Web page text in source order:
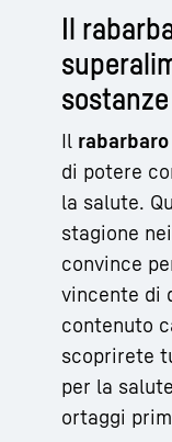
Il
Il rabarbaro
di potere
la salute.
stagione
convince
vincente di
contenuto
scoprirete
per la
ortaggi